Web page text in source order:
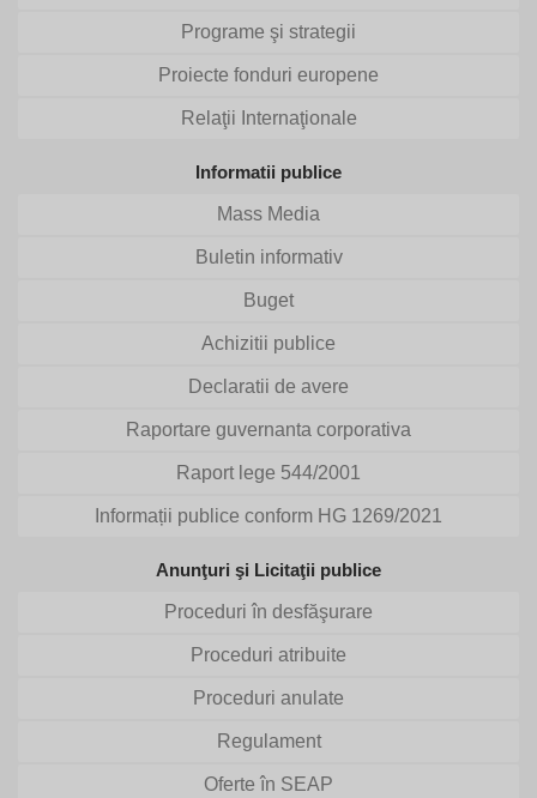
Programe şi strategii
Proiecte fonduri europene
Relaţii Internaţionale
Informatii publice
Mass Media
Buletin informativ
Buget
Achizitii publice
Declaratii de avere
Raportare guvernanta corporativa
Raport lege 544/2001
Informații publice conform HG 1269/2021
Anunţuri şi Licitaţii publice
Proceduri în desfăşurare
Proceduri atribuite
Proceduri anulate
Regulament
Oferte în SEAP